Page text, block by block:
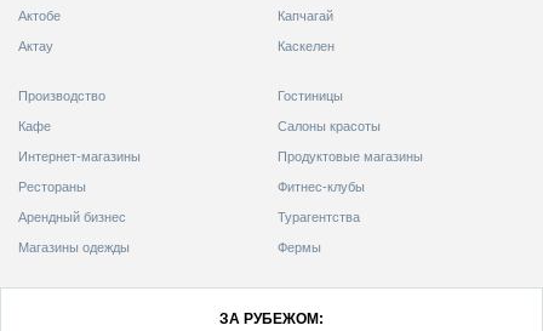
Актобе
Актау
Капчагай
Каскелен
Производство
Кафе
Интернет-магазины
Рестораны
Арендный бизнес
Магазины одежды
Гостиницы
Салоны красоты
Продуктовые магазины
Фитнес-клубы
Турагентства
Фермы
ЗА РУБЕЖОМ: